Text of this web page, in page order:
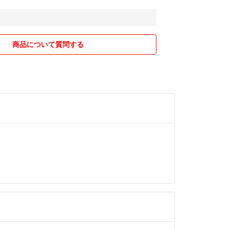
回しても問題なし
っている面はだんだん剥がれてくる恐れがあり
リントの特性になります。ご了承ください。
ール #調味料ケース #丸いラベル #調味料容器
す。
商品について質問する